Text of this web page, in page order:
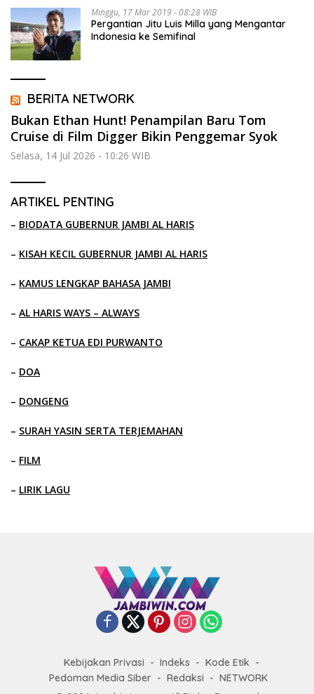
Minggu, 17 Mar 2019 - 08:28 WIB
Pergantian Jitu Luis Milla yang Mengantar
Indonesia ke Semifinal
BERITA NETWORK
Bukan Ethan Hunt! Penampilan Baru Tom
Cruise di Film Digger Bikin Penggemar Syok
Selasa, 14 Jul 2026 - 10:26 WIB
ARTIKEL PENTING
– BIODATA GUBERNUR JAMBI AL HARIS
– KISAH KECIL GUBERNUR JAMBI AL HARIS
– KAMUS LENGKAP BAHASA JAMBI
– AL HARIS WAYS – ALWAYS
– CAKAP KETUA EDI PURWANTO
– DOA
– DONGENG
– SURAH YASIN SERTA TERJEMAHAN
– FILM
– LIRIK LAGU
Kebijakan Privasi Indeks
Kode Etik
Pedoman Media Siber
Redaksi
NETWORK